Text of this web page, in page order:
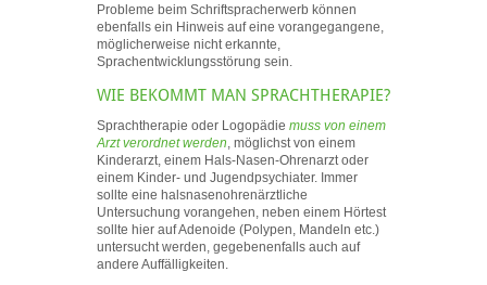
Probleme beim Schriftspracherwerb können
ebenfalls ein Hinweis auf eine vorangegangene,
möglicherweise nicht erkannte,
Sprachentwicklungsstörung sein.
WIE BEKOMMT MAN SPRACHTHERAPIE?
Sprachtherapie oder Logopädie muss von einem
Arzt verordnet werden , möglichst von einem
Kinderarzt, einem Hals-Nasen-Ohrenarzt oder
einem Kinder- und Jugendpsychiater. Immer
sollte eine halsnasenohrenärztliche
Untersuchung vorangehen, neben einem Hörtest
sollte hier auf Adenoide (Polypen, Mandeln etc.)
untersucht werden, gegebenenfalls auch auf
andere Auffälligkeiten.